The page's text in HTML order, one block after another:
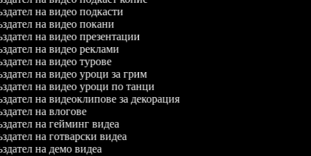
на видео подкасти
на видео покани
на видео презентации
на видео реклами
на видео турове
на видео уроци за грим
на видео уроци по танци
на видеоклипове за декорация
на влогове
на гейминг видеа
на готварски видеа
на демо видеа